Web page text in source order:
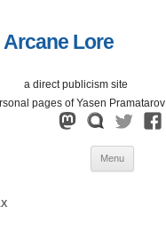
Arcane Lore
a direct publicism site
pages of Yasen Pramatarov
Menu